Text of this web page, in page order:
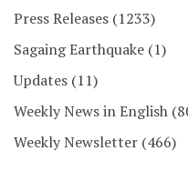
Press Releases (1233)
Sagaing Earthquake (1)
Updates (11)
Weekly News in English
Weekly Newsletter (466)